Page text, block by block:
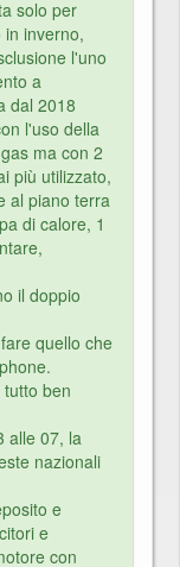
solo per
inverno,
l'uno
a
dal 2018
l'uso della
ma con 2
più utilizzato,
al piano terra
di calore, 1
il doppio
quello che
ben
alle 07, la
nazionali
e
e
con